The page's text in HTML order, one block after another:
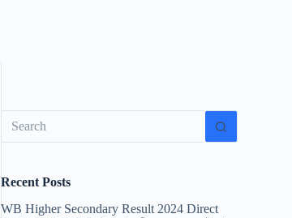
results
Recent Posts
WB Higher Secondary Result 2024 Direct